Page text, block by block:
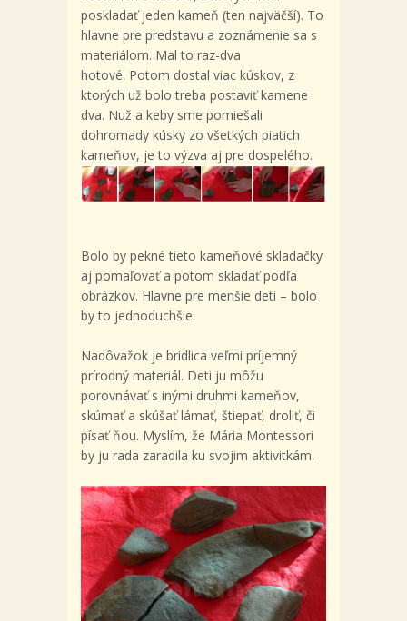
poskladať jeden kameň (ten najväčší). To
hlavne pre predstavu a zoznámenie sa s
materiálom. Mal to raz-dva
hotové. Potom dostal viac kúskov, z
ktorých už bolo treba postaviť kamene
dva. Nuž a keby sme pomiešali
dohromady kúsky zo všetkých piatich
kameňov, je to výzva aj pre dospelého.
Bolo by pekné tieto kameňové skladačky
aj pomaľovať a potom skladať podľa
obrázkov. Hlavne pre menšie deti – bolo
by to jednoduchšie.
Nadôvažok je bridlica veľmi príjemný
prírodný materiál. Deti ju môžu
porovnávať s inými druhmi kameňov,
skúmať a skúšať lámať, štiepať, droliť, či
písať ňou. Myslím, že Mária Montessori
by ju rada zaradila ku svojim aktivitkám.